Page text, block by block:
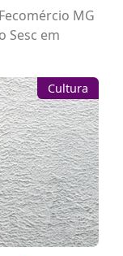
MG
Sesc em
Cultura